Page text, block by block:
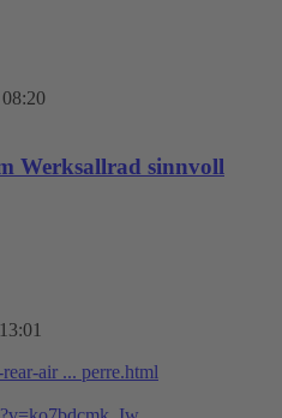
Werksallrad sinnvoll
air ... perre.html